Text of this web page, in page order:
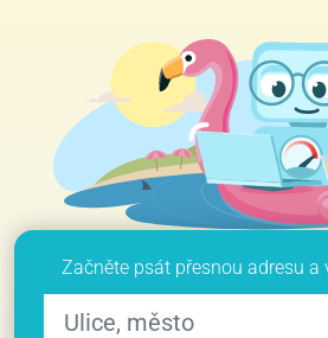
Začněte psát přesnou adresu a